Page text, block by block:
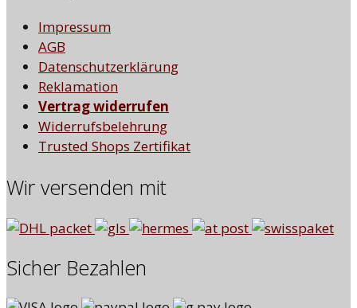
Impressum
AGB
Datenschutzerklärung
Reklamation
Vertrag widerrufen
Widerrufsbelehrung
Trusted Shops Zertifikat
Wir versenden mit
Sicher Bezahlen